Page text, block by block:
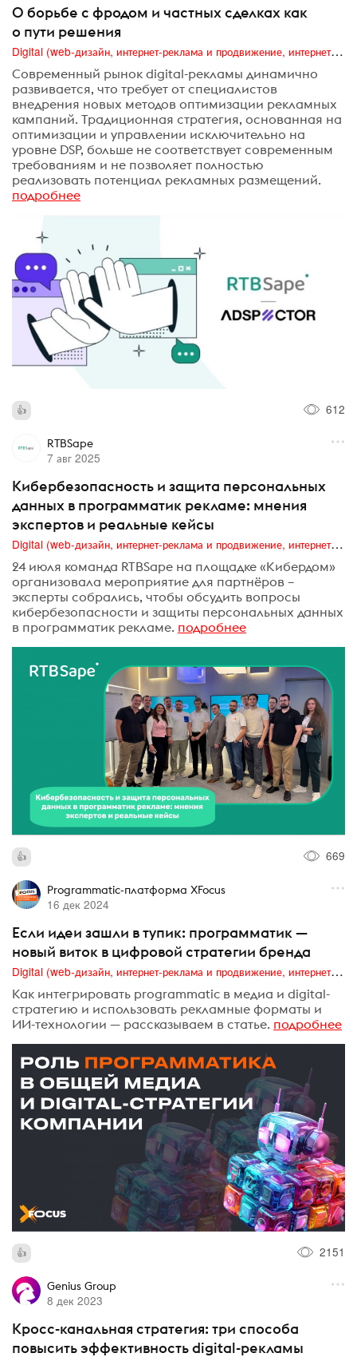
О борьбе с фродом и частных сделках как
о пути решения
Digital (web-дизайн, интернет-реклама и продвижение, интернет-сообщества и блоги, интернет-коммуникации, мобильный маркетинг, реклама на цифровых экранах)
Современный рынок digital-рекламы динамично
развивается, что требует от специалистов
внедрения новых методов оптимизации рекламных
кампаний. Традиционная стратегия, основанная на
оптимизации и управлении исключительно на
уровне DSP, больше не соответствует современным
требованиям и не позволяет полностью
реализовать потенциал рекламных размещений.
подробнее
612
RTBSape
7 авг 2025
Кибербезопасность и защита персональных
данных в программатик рекламе: мнения
экспертов и реальные кейсы
Digital (web-дизайн, интернет-реклама и продвижение, интернет-сообщества и блоги, интернет-коммуникации, мобильный маркетинг, реклама на цифровых экранах)
24 июля команда RTBSape на площадке «Кибердом»
организовала мероприятие для партнёров –
эксперты собрались, чтобы обсудить вопросы
кибербезопасности и защиты персональных данных
в программатик рекламе. подробнее
669
Programmatic-платформа XFocus
16 дек 2024
Если идеи зашли в тупик: программатик —
новый виток в цифровой стратегии бренда
Digital (web-дизайн, интернет-реклама и продвижение, интернет-сообщества и блоги, интернет-коммуникации, мобильный маркетинг, реклама на цифровых экранах)
Как интегрировать programmatic в медиа и digital-
стратегию и использовать рекламные форматы и
ИИ-технологии — рассказываем в статье. подробнее
2151
Genius Group
8 дек 2023
Кросс-канальная стратегия: три способа
повысить эффективность digital-рекламы